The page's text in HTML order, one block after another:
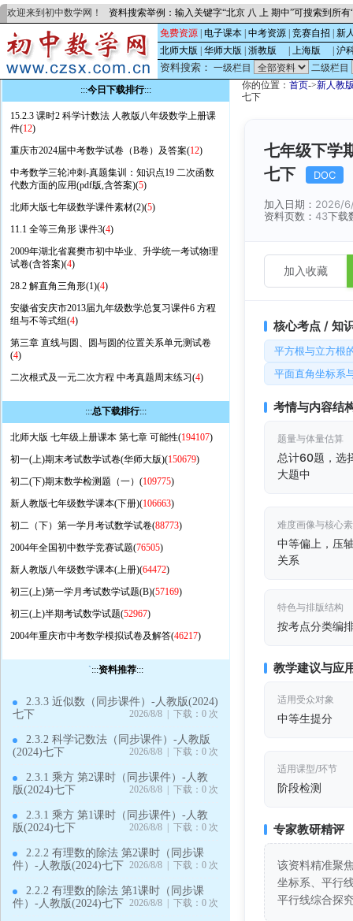
欢迎来到初中数学网！ 资料搜索举例：输入关键字“北京 八 上 期中”可搜索到所
免费资源 电子课本 中考资源 竞赛自招
新
北师大版
华师大版 浙教版 上海版 沪
资料搜索： 一级栏目
二级栏目
:::今日下载排行:::
15.2.3 课时2 科学计数法 人教版八年级数学上册课
件(12)
重庆市2024届中考数学试卷（B卷）及答案(12)
中考数学三轮冲刺-真题集训：知识点19 二次函数
代数方面的应用(pdf版,含答案)(5)
北师大版七年级数学课件素材(2)(5)
11.1 全等三角形 课件3(4)
2009年湖北省襄樊市初中毕业、升学统一考试物理
试卷(含答案)(4)
28.2 解直角三角形(1)(4)
安徽省安庆市2013届九年级数学总复习课件6 方程
组与不等式组(4)
第三章 直线与圆、圆与圆的位置关系单元测试卷
(4)
二次根式及一元二次方程 中考真题周末练习(4)
:::总下载排行:::
北师大版 七年级上册课本 第七章 可能性(194107)
初一(上)期末考试数学试卷(华师大版)(150679)
初二(下)期末数学检测题（一）(109775)
新人教版七年级数学课本(下册)(106663)
初二（下）第一学月考试数学试卷(88773)
2004年全国初中数学竞赛试题(76505)
新人教版八年级数学课本(上册)(64472)
初三(上)第一学月考试数学试题(B)(57169)
初三(上)半期考试数学试题(52967)
2004年重庆市中考数学模拟试卷及解答(46217)
`:::资料推荐:::
2.3.3 近似数（同步课件）-人教版(2024)
七下
2026/8/8 | 下载：0 次
2.3.2 科学记数法（同步课件）-人教版
(2024)七下
2026/8/8 | 下载：0 次
2.3.1 乘方 第2课时（同步课件）-人教
版(2024)七下
2026/8/8 | 下载：0 次
2.3.1 乘方 第1课时（同步课件）-人教
版(2024)七下
2026/8/8 | 下载：0 次
2.2.2 有理数的除法 第2课时（同步课
件）-人教版(2024)七下 2026/8/8 | 下载：0 次
2.2.2 有理数的除法 第1课时（同步课
件）-人教版(2024)七下 2026/8/8 | 下载：0 次
你的位置： 首页->新人教
七下
七年级下学
七下
DOC
加入日期： 2026/
资料页数：43下载
加入收藏
核心考点 / 知
平方根与立方根
平面直角坐标系
考情与内容结
题量与体量估算
总计60题，选
大题中
难度画像与核心
中等偏上，压
关系
特色与排版结构
按考点分类编
教学建议与应
适用受众对象
中等生提分
适用课型/环节
阶段检测
专家教研精评
该资料精准聚
坐标系、平行
平行线综合探